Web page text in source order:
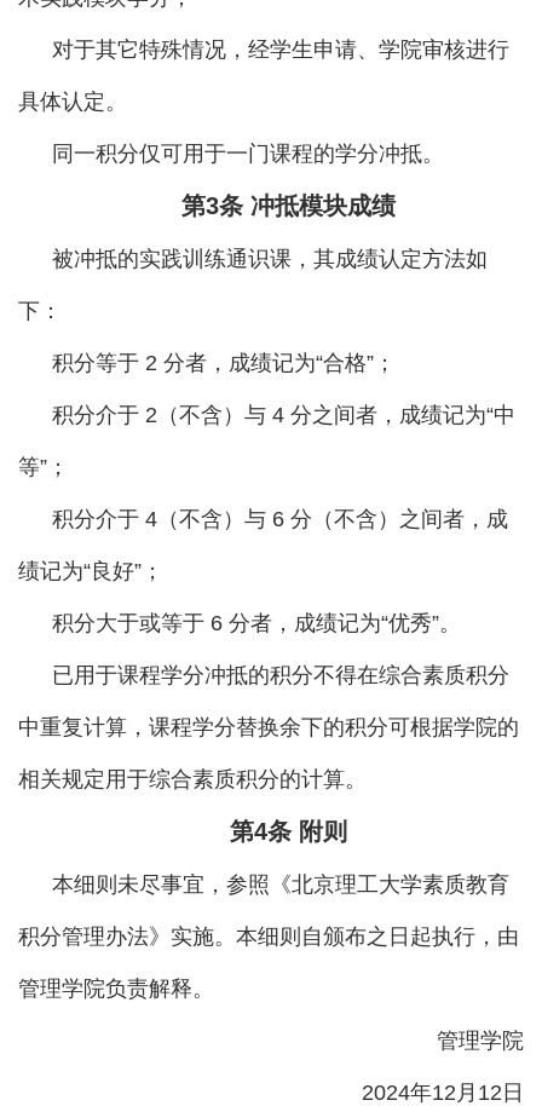
对于其它特殊情况，经学生申请、学院审核进行
具体认定。
同一积分仅可用于一门课程的学分冲抵。
第3条 冲抵模块成绩
被冲抵的实践训练通识课，其成绩认定方法如
下：
积分等于 2 分者，成绩记为“合格”；
积分介于 2（不含）与 4 分之间者，成绩记为“中
等”；
积分介于 4（不含）与 6 分（不含）之间者，成
绩记为“良好”；
积分大于或等于 6 分者，成绩记为“优秀”。
已用于课程学分冲抵的积分不得在综合素质积分
中重复计算，课程学分替换余下的积分可根据学院的
相关规定用于综合素质积分的计算。
第4条附则
本细则未尽事宜，参照《北京理工大学素质教育
积分管理办法》实施。本细则自颁布之日起执行，由
管理学院负责解释。
管理学院
2024年12月12日